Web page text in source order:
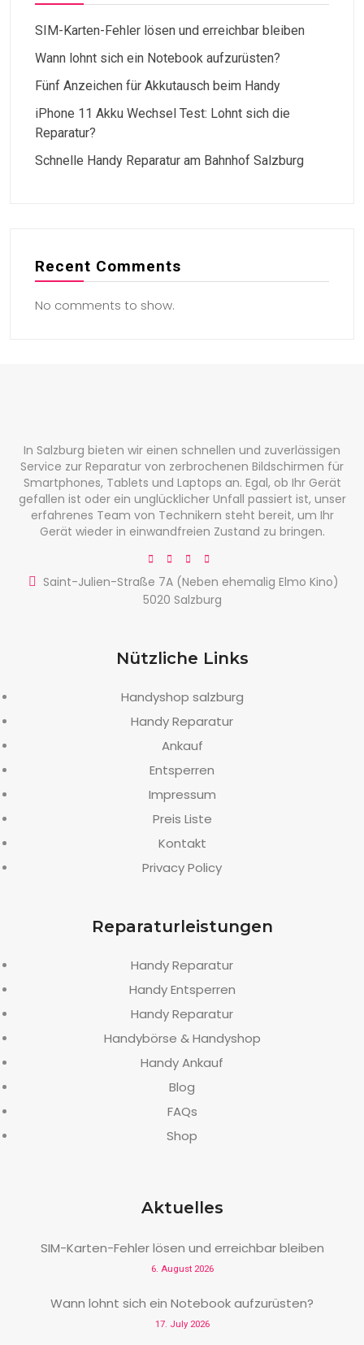
SIM-Karten-Fehler lösen und erreichbar bleiben
Wann lohnt sich ein Notebook aufzurüsten?
Fünf Anzeichen für Akkutausch beim Handy
iPhone 11 Akku Wechsel Test: Lohnt sich die
Reparatur?
Schnelle Handy Reparatur am Bahnhof Salzburg
Recent Comments
No comments to show.
In Salzburg bieten wir einen schnellen und zuverlässigen
Service zur Reparatur von zerbrochenen Bildschirmen für
Smartphones, Tablets und Laptops an. Egal, ob Ihr Gerät
gefallen ist oder ein unglücklicher Unfall passiert ist, unser
erfahrenes Team von Technikern steht bereit, um Ihr
Gerät wieder in einwandfreien Zustand zu bringen.
Saint-Julien-Straße 7A (Neben ehemalig Elmo Kino)
5020 Salzburg
Nützliche Links
Handyshop salzburg
Handy Reparatur
Ankauf
Entsperren
Impressum
Preis Liste
Kontakt
Privacy Policy
Reparaturleistungen
Handy Reparatur
Handy Entsperren
Handy Reparatur
Handybörse & Handyshop
Handy Ankauf
Blog
FAQs
Shop
Aktuelles
SIM-Karten-Fehler lösen und erreichbar bleiben
6. August 2026
Wann lohnt sich ein Notebook aufzurüsten?
17. July 2026